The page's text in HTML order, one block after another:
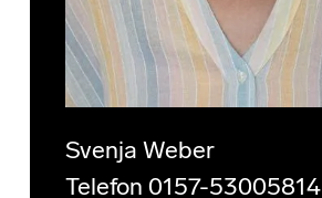
Svenja Weber
Telefon 0157-53005814